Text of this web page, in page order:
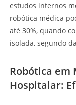
estudos internos
robótica médica
até 30%, quando
isolada, segundo
Robótica em
Hospitalar: